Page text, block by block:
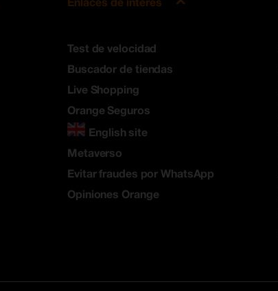
Test de velocidad
Buscador de tiendas
Live Shopping
Orange Seguros
English site
Metaverso
Evitar fraudes por WhatsApp
Opiniones Orange